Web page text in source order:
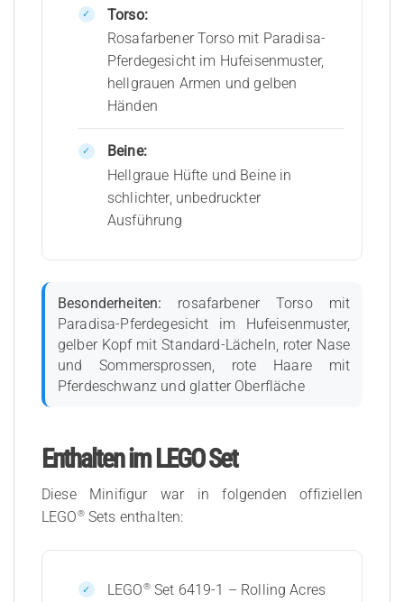
Torso:
Rosafarbener Torso mit Paradisa-
Pferdegesicht im Hufeisenmuster,
hellgrauen Armen und gelben
Händen
Beine:
Hellgraue Hüfte und Beine in
schlichter, unbedruckter
Ausführung
Besonderheiten: rosafarbener Torso mit
Paradisa-Pferdegesicht im Hufeisenmuster,
gelber Kopf mit Standard-Lächeln, roter Nase
und Sommersprossen, rote Haare mit
Pferdeschwanz und glatter Oberfläche
Enthalten im LEGO Set
Diese Minifigur war in folgenden offiziellen
LEGO®Sets enthalten:
LEGO®Set 6419-1 – Rolling Acres